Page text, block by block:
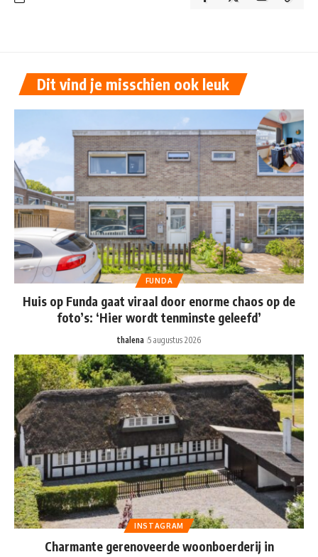
Dit vind je misschien ook leuk
FUNDA
Huis op Funda gaat viraal door enorme chaos op de
foto’s: ‘Hier wordt tenminste geleefd’
thalena 5 augustus 2026
INSTAGRAM
Charmante gerenoveerde woonboerderij in